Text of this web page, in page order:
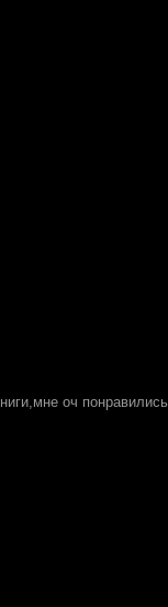
оч понравились